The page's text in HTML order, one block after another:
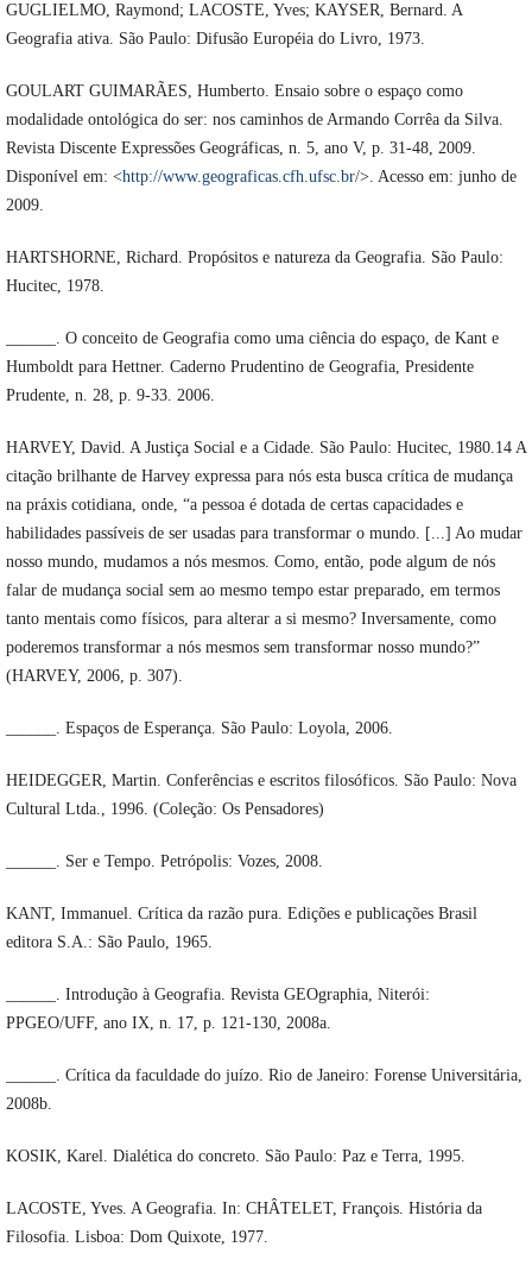
GUGLIELMO, Raymond; LACOSTE, Yves; KAYSER, Bernard. A
Geografia ativa. São Paulo: Difusão Européia do Livro, 1973.
GOULART GUIMARÃES, Humberto. Ensaio sobre o espaço como
modalidade ontológica do ser: nos caminhos de Armando Corrêa da Silva.
Revista Discente Expressões Geográficas, n. 5, ano V, p. 31-48, 2009.
Disponível em: <http://www.geograficas.cfh.ufsc.br/>. Acesso em: junho de
2009.
HARTSHORNE, Richard. Propósitos e natureza da Geografia. São Paulo:
Hucitec, 1978.
______. O conceito de Geografia como uma ciência do espaço, de Kant e
Humboldt para Hettner. Caderno Prudentino de Geografia, Presidente
Prudente, n. 28, p. 9-33. 2006.
HARVEY, David. A Justiça Social e a Cidade. São Paulo: Hucitec, 1980.14 A
citação brilhante de Harvey expressa para nós esta busca crítica de mudança
na práxis cotidiana, onde, “a pessoa é dotada de certas capacidades e
habilidades passíveis de ser usadas para transformar o mundo. [...] Ao mudar
nosso mundo, mudamos a nós mesmos. Como, então, pode algum de nós
falar de mudança social sem ao mesmo tempo estar preparado, em termos
tanto mentais como físicos, para alterar a si mesmo? Inversamente, como
poderemos transformar a nós mesmos sem transformar nosso mundo?”
(HARVEY, 2006, p. 307).
______. Espaços de Esperança. São Paulo: Loyola, 2006.
HEIDEGGER, Martin. Conferências e escritos filosóficos. São Paulo: Nova
Cultural Ltda., 1996. (Coleção: Os Pensadores)
______. Ser e Tempo. Petrópolis: Vozes, 2008.
KANT, Immanuel. Crítica da razão pura. Edições e publicações Brasil
editora S.A.: São Paulo, 1965.
______. Introdução à Geografia. Revista GEOgraphia, Niterói:
PPGEO/UFF, ano IX, n. 17, p. 121-130, 2008a.
______. Crítica da faculdade do juízo. Rio de Janeiro: Forense Universitária,
2008b.
KOSIK, Karel. Dialética do concreto. São Paulo: Paz e Terra, 1995.
LACOSTE, Yves. A Geografia. In: CHÂTELET, François. História da
Filosofia. Lisboa: Dom Quixote, 1977.